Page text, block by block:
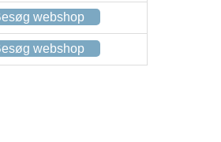
webshop
webshop